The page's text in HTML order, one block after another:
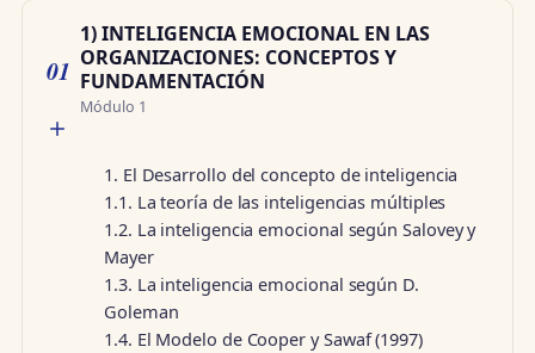
01
1) INTELIGENCIA EMOCIONAL EN LAS
ORGANIZACIONES: CONCEPTOS Y
FUNDAMENTACIÓN
Módulo 1
1. El Desarrollo del concepto de inteligencia
1.1. La teoría de las inteligencias múltiples
1.2. La inteligencia emocional según Salovey y
Mayer
1.3. La inteligencia emocional según D.
Goleman
1.4. El Modelo de Cooper y Sawaf (1997)